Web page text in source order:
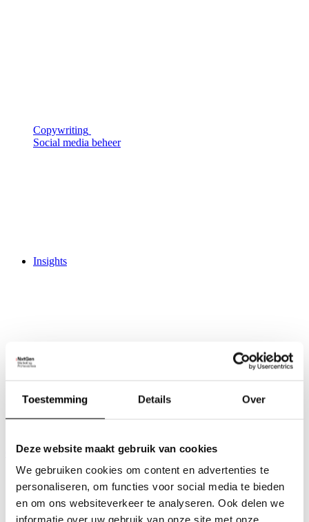
Toestemming Details Over
Deze website maakt gebruik van cookies
We gebruiken cookies om content en advertenties te
personaliseren, om functies voor social media te bieden
en om ons websiteverkeer te analyseren. Ook delen we
informatie over uw gebruik van onze site met onze
Copywriting
Social media beheer
Insights
Activities
Creative Hub
Work
Contact